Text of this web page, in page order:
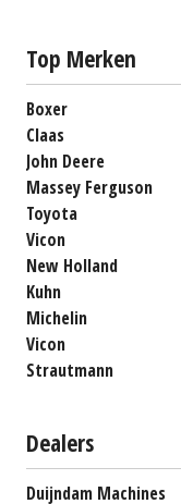
Top Merken
Boxer
Claas
John Deere
Massey Ferguson
Toyota
Vicon
New Holland
Kuhn
Michelin
Vicon
Strautmann
Dealers
Duijndam Machines